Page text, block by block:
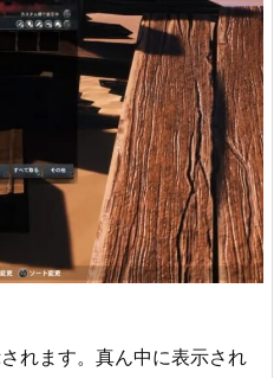
れます。真ん中に表示され